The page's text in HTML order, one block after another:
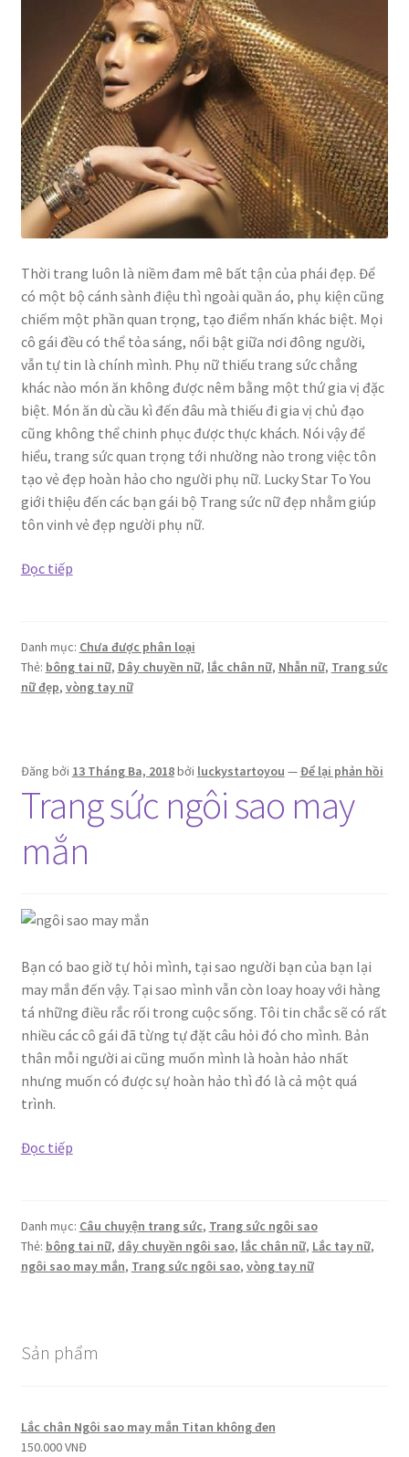
Thời trang luôn là niềm đam mê bất tận của phái đẹp. Để
có một bộ cánh sành điệu thì ngoài quần áo, phụ kiện cũng
chiếm một phần quan trọng, tạo điểm nhấn khác biệt. Mọi
cô gái đều có thể tỏa sáng, nổi bật giữa nơi đông người,
vẫn tự tin là chính mình. Phụ nữ thiếu trang sức chẳng
khác nào món ăn không được nêm bằng một thứ gia vị đặc
biệt. Món ăn dù cầu kì đến đâu mà thiếu đi gia vị chủ đạo
cũng không thể chinh phục được thực khách. Nói vậy để
hiểu, trang sức quan trọng tới nhường nào trong việc tôn
tạo vẻ đẹp hoàn hảo cho người phụ nữ. Lucky Star To You
giới thiệu đến các bạn gái bộ Trang sức nữ đẹp nhằm giúp
tôn vinh vẻ đẹp người phụ nữ.
Đọc tiếpTrang
Danh mục: Chưa được phân loại
Thẻ: bông tai nữ, Dây chuyền nữ, lắc chân nữ, Nhẫn nữ, Trang sức
nữ đẹp, vòng tay nữ
Đăng bởi 13 Tháng Ba, 2018bởi luckystartoyou —Để lại phản hồi
Trang sức ngôi sao may
mắn
Bạn có bao giờ tự hỏi mình, tại sao người bạn của bạn lại
may mắn đến vậy. Tại sao mình vẫn còn loay hoay với hàng
tá những điều rắc rối trong cuộc sống. Tôi tin chắc sẽ có rất
nhiều các cô gái đã từng tự đặt câu hỏi đó cho mình. Bản
thân mỗi người ai cũng muốn mình là hoàn hảo nhất
nhưng muốn có được sự hoàn hảo thì đó là cả một quá
trình.
Đọc tiếpTrang
may
mắn
Danh mục: Câu chuyện trang sức, Trang sức ngôi sao
Thẻ: bông tai nữ, dây chuyền ngôi sao, lắc chân nữ, Lắc tay nữ,
ngôi sao may mắn, Trang sức ngôi sao, vòng tay nữ
Sản phẩm
Lắc chân Ngôi sao may mắn Titan không đen
150.000VNĐ